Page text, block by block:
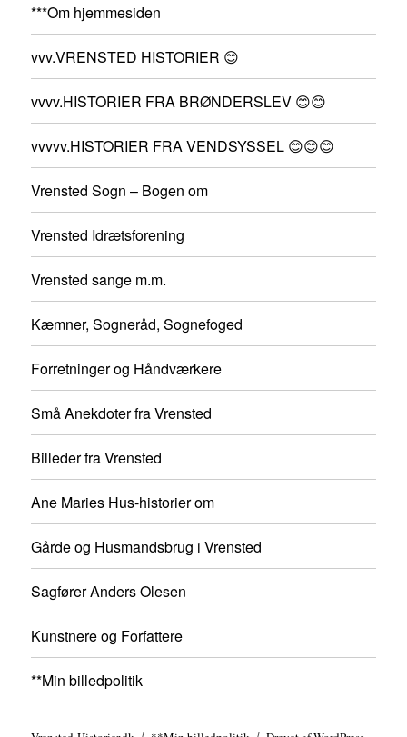
***Om hjemmesiden
vvv.VRENSTED HISTORIER 😊
vvvv.HISTORIER FRA BRØNDERSLEV 😊😊
vvvvv.HISTORIER FRA VENDSYSSEL 😊😊😊
Vrensted Sogn – Bogen om
Vrensted Idrætsforening
Vrensted sange m.m.
Kæmner, Sogneråd, Sognefoged
Forretninger og Håndværkere
Små Anekdoter fra Vrensted
Billeder fra Vrensted
Ane Maries Hus-historier om
Gårde og Husmandsbrug i Vrensted
Sagfører Anders Olesen
Kunstnere og Forfattere
**Min billedpolitik